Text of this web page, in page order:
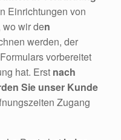
Einrichtungen von
wo wir den
werden, der
vorbereitet
hat. Erst nach
Sie unser Kunde
Zugang